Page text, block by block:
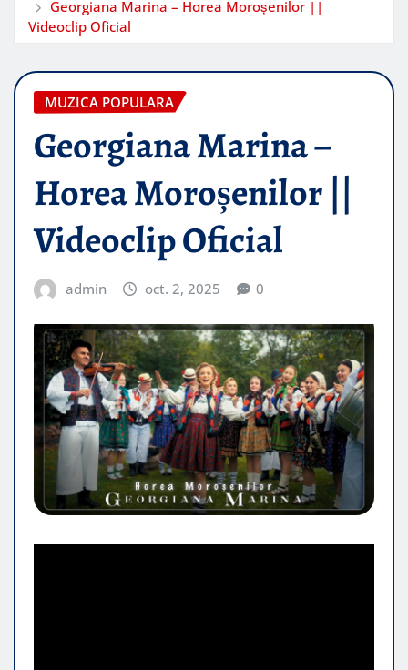
Georgiana Marina – Horea Moroșenilor ||
Videoclip Oficial
MUZICA POPULARA
Georgiana Marina –
Horea Moroșenilor ||
Videoclip Oficial
admin oct. 2, 2025 0